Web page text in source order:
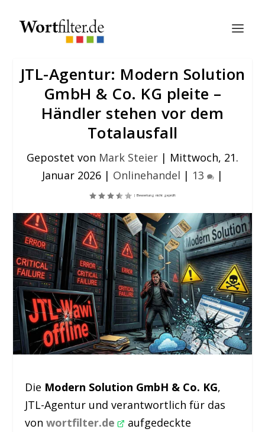
JTL-Agentur: Modern Solution
GmbH & Co. KG pleite –
Händler stehen vor dem
Totalausfall
Gepostet von Mark Steier | Mittwoch, 21.
Januar 2026 | Onlinehandel | 13 |
Die Modern Solution GmbH & Co. KG,
JTL-Agentur und verantwortlich für das
vonwortfilter.de
aufgedeckte